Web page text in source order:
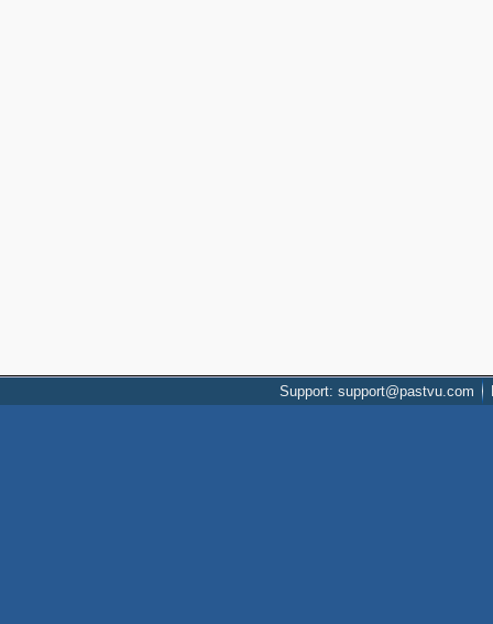
Support: support@pastvu.com